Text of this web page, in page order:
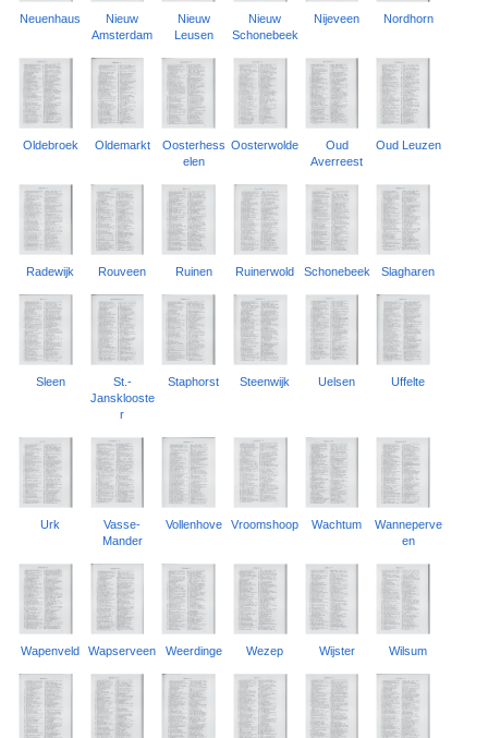
Neuenhaus
Nieuw
Amsterdam
Nieuw
Leusen
Nieuw
Schonebeek
Nijeveen Nordhorn
Oldebroek Oldemarkt
Oosterhess
elen
Oosterwolde
Oud
Averreest
Oud Leuzen
Radewijk Rouveen Ruinen Ruinerwold Schonebeek Slagharen
Sleen
St.-
Jansklooste
r
Staphorst Steenwijk Uelsen Uffelte
Urk
Vasse-
Mander
Vollenhove Vroomshoop Wachtum
Wanneperve
en
Wapenveld Wapserveen Weerdinge Wezep Wijster Wilsum